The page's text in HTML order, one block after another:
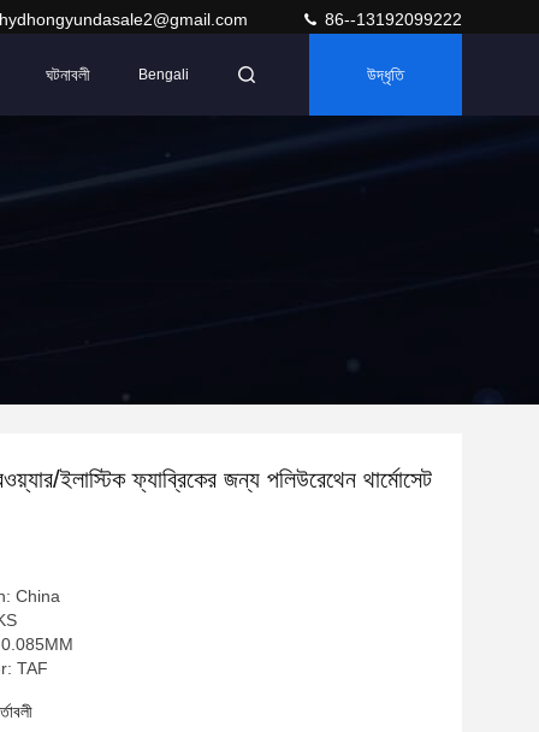
hydhongyundasale2@gmail.com 86--13192099222
ঘটনাবলী Bengali উদ্ধৃতি
ইলাস্টিক ফ্যাব্রিকের জন্য পলিউরেথেন থার্মোসেট
China
0.085MM
TAF